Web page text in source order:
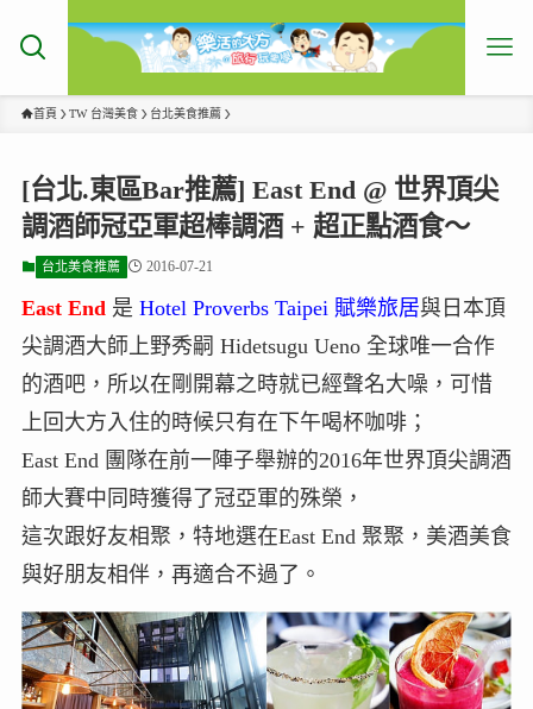
首頁 TW 台灣美食 台北美食推薦
[台北.東區Bar推薦] East End @ 世界頂尖
調酒師冠亞軍超棒調酒 + 超正點酒食～
台北美食推薦 2016-07-21
East End是 Hotel Proverbs Taipei 賦樂旅居與日本頂
尖調酒大師上野秀嗣 Hidetsugu Ueno 全球唯一合作
的酒吧，所以在剛開幕之時就已經聲名大噪，可惜
上回大方入住的時候只有在下午喝杯咖啡；
East End 團隊在前一陣子舉辦的2016年世界頂尖調酒
師大賽中同時獲得了冠亞軍的殊榮，
這次跟好友相聚，特地選在East End 聚聚，美酒美食
與好朋友相伴，再適合不過了。